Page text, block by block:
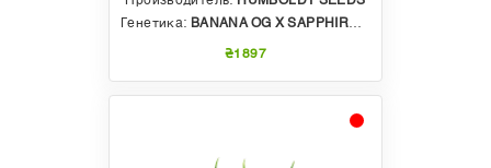
Генетика: BANANA OG X SAPPHIRE OG
₴1897